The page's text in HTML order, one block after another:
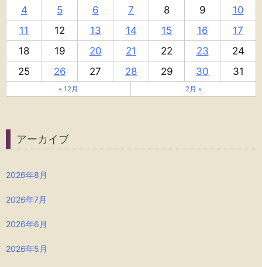
4
5 6 7 8 9
10
11
12 13 14 15 16
17
18
19 20 21 22 23
24
25
26 27 28 29 30 31
« 12月 2月 »
アーカイブ
2026年8月
2026年7月
2026年6月
2026年5月